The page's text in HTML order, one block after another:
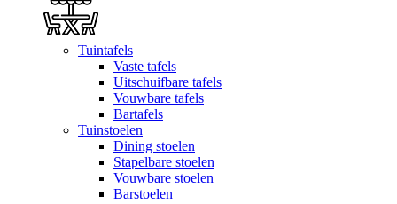
Tuintafels
Vaste tafels
Uitschuifbare tafels
Vouwbare tafels
Bartafels
Tuinstoelen
Dining stoelen
Stapelbare stoelen
Vouwbare stoelen
Barstoelen